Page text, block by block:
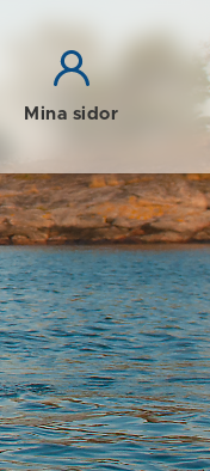
Mina sidor